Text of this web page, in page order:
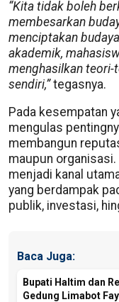
“Kita tidak boleh
membesarkan
menciptakan
akademik,
menghasilkan teori-
sendiri,”tegasnya.
Pada kesempatan
mengulas
membangun
maupun
menjadi kanal
yang berdampak
publik, investasi,
Baca Juga:
Bupati Haltim dan
Gedung Limabot